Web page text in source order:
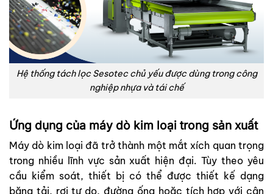
Hệ thống tách lọc Sesotec chủ yếu được dùng trong công
nghiệp nhựa và tái chế
Ứng dụng của máy dò kim loại trong sản xuất
Máy dò kim loại đã trở thành một mắt xích quan trọng
trong nhiều lĩnh vực sản xuất hiện đại. Tùy theo yêu
cầu kiểm soát, thiết bị có thể được thiết kế dạng
băng tải, rơi tự do, đường ống hoặc tích hợp với cân